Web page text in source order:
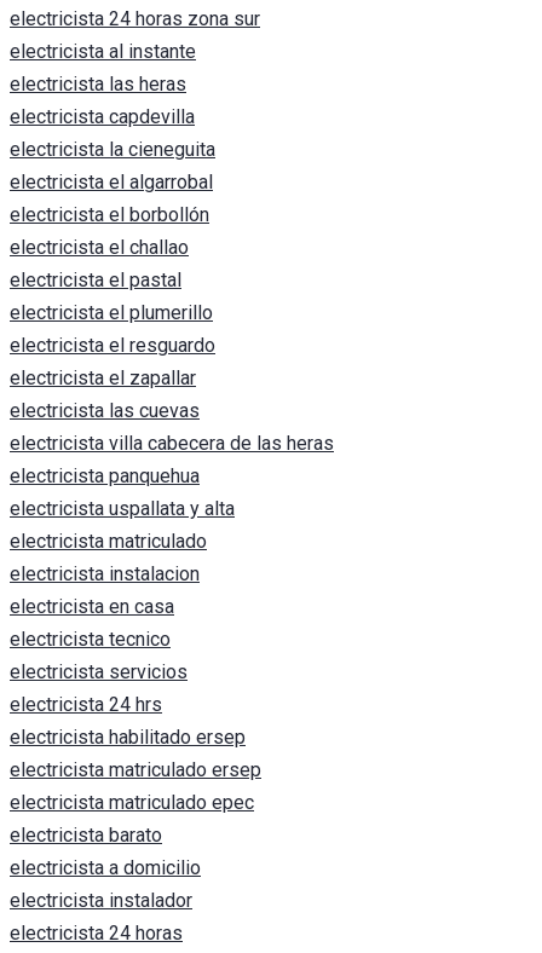
electricista 24 horas zona sur
electricista al instante
electricista las heras
electricista capdevilla
electricista la cieneguita
electricista el algarrobal
electricista el borbollón
electricista el challao
electricista el pastal
electricista el plumerillo
electricista el resguardo
electricista el zapallar
electricista las cuevas
electricista villa cabecera de las heras
electricista panquehua
electricista uspallata y alta
electricista matriculado
electricista instalacion
electricista en casa
electricista tecnico
electricista servicios
electricista 24 hrs
electricista habilitado ersep
electricista matriculado ersep
electricista matriculado epec
electricista barato
electricista a domicilio
electricista instalador
electricista 24 horas